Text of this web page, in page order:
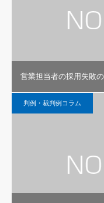
営業担当者の採用失敗
判例・裁判例コラム